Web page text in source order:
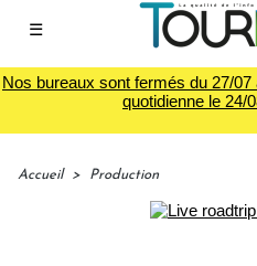
☰
Nos bureaux sont fermés du 27/
quotidienne le 24/
Accueil > Production